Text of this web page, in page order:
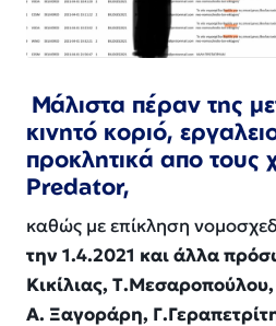
Μάλιστα πέραν της
κινητό κοριό,
προκλητικά απο τους
Predator,
καθώς με επίκληση
την 1.4.2021 και άλλα
Κικίλιας,
Α. Ξαγοράρη,